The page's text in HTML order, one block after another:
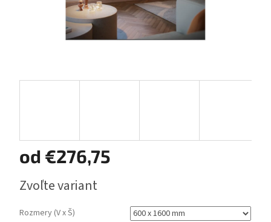
od €276,75
cena:
Zvoľte variant
Rozmery (V x Š)